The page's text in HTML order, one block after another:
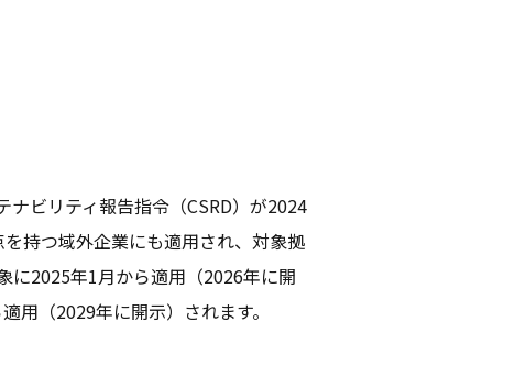
ビリティ報告指令（CSRD）が2024
持つ域外企業にも適用され、対象拠
に2025年1月から適用（2026年に開
用（2029年に開示）されます。